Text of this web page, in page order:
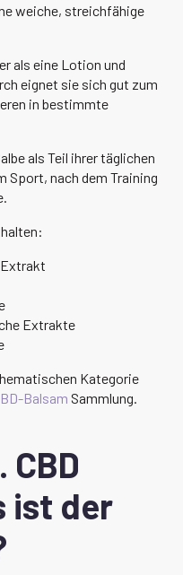
weiche, streichfähige
als eine Lotion und
eignet sie sich gut zum
in bestimmte
als Teil ihrer täglichen
Sport, nach dem Training
Extrakte
Kategorie
Balsam Sammlung.
CBD
ist der